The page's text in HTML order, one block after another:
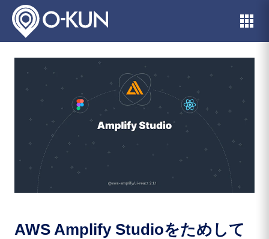
AWS Amplify Studioをためして